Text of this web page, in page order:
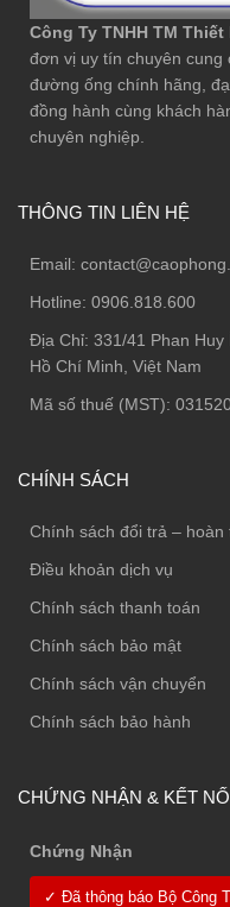
Công Ty TNHH TM
đơn vị uy tín chuyên cung
đường ống chính hãng,
đồng hành cùng khách
chuyên nghiệp.
THÔNG TIN LIÊN HỆ
Email:
Hotline: 0906.818.600
Địa Chỉ: 331/41 Phan Huy
Hồ Chí Minh, Việt Nam
Mã số thuế (MST):
CHÍNH SÁCH
Chính sách đổi trả – hoàn
Điều khoản dịch vụ
Chính sách thanh toán
Chính sách bảo mật
Chính sách vận chuyển
Chính sách bảo hành
CHỨNG NHẬN & KẾT
Chứng Nhận
✓ Đã thông báo Bộ Công